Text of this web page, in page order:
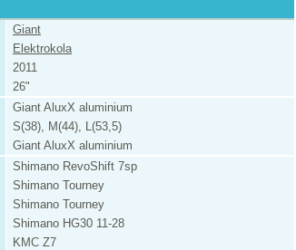
Giant
Elektrokola
2011
26"
Giant AluxX aluminium
S(38), M(44), L(53,5)
Giant AluxX aluminium
Shimano RevoShift 7sp
Shimano Tourney
Shimano Tourney
Shimano HG30 11-28
KMC Z7